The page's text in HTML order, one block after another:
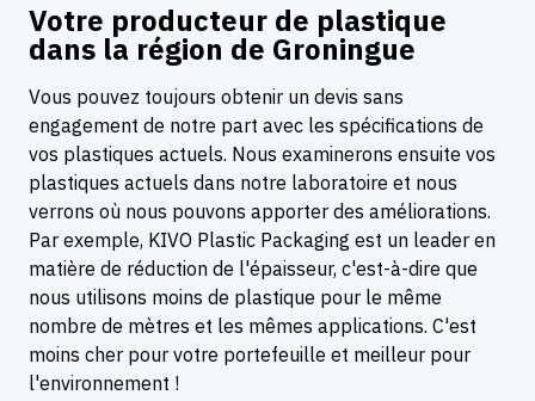
Votre producteur de plastique
dans la région de Groningue
Vous pouvez toujours obtenir un devis sans
engagement de notre part avec les spécifications de
vos plastiques actuels. Nous examinerons ensuite vos
plastiques actuels dans notre laboratoire et nous
verrons où nous pouvons apporter des améliorations.
Par exemple, KIVO Plastic Packaging est un leader en
matière de réduction de l'épaisseur, c'est-à-dire que
nous utilisons moins de plastique pour le même
nombre de mètres et les mêmes applications. C'est
moins cher pour votre portefeuille et meilleur pour
l'environnement !